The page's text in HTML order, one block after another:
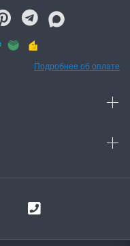
Подробнее об оплате